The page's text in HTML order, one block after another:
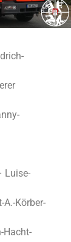
Luise-
Körber-
Hacht-